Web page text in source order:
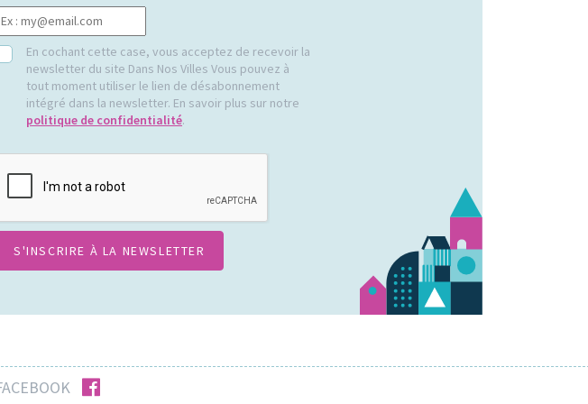
En cochant cette case, vous acceptez de recevoir la
newsletter du site Dans Nos Villes Vous pouvez à
tout moment utiliser le lien de désabonnement
intégré dans la newsletter. En savoir plus sur notre
politique de confidentialité.
facebook